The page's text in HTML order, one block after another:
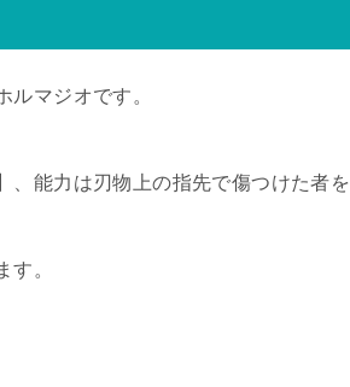
ルマジオです。
、能力は刃物上の指先で傷つけた者を
す。